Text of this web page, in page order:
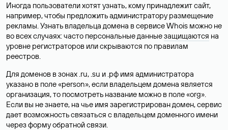
Иногда пользователи хотят узнать, кому принадлежит сайт,
например, чтобы предложить администратору размещение
рекламы. Узнать владельца домена в сервисе Whois можно не
во всех случаях: часто персональные данныезащищаются на
уровне регистраторов или скрываются по правилам
реестров.
Для доменов в зонах .ru, .su и .рф имя администратора
указано в поле «person», если владельцем домена является
организация, то посмотреть название можно в поле «org».
Если вы не знаете, на чье имя зарегистрирован домен, сервис
дает возможность связаться с владельцем доменного имени
через форму обратной связи.